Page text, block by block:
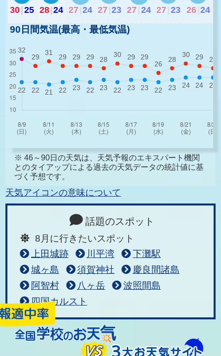
30|25 28|24 27 24 27 23 27 24 27 23 26 24
90日間気温(最高・最低気温)
※ 46～90日の天気は、天気予報のエキスパート機関
とのタイアップによる過去の天気データの統計値に基
づく予想です。
天気アイコンの意味について
話題のスポット
8月に行きたいスポット
上田城跡
川平湾
下灘駅
城ヶ島
須賀神社
慶良間諸島
阿智村
八ヶ岳
波照間島
四国カルスト